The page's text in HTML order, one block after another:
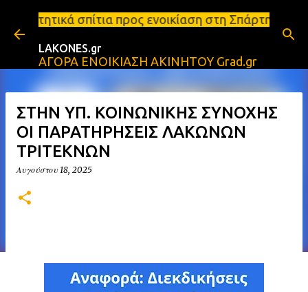
Μετάβαση στο κύριο περιεχόμενο
προς ενοικίαση στη Σπάρτη Ενοικιάσεις
LAKONES.gr
ΑΓΟΡΑ ΕΝΟΙΚΙΑΣΗ ΑΚΙΝΗΤΟΥ Grad.gr
ΣΤΗΝ ΥΠ. ΚΟΙΝΩΝΙΚΗΣ ΣΥΝΟΧΗΣ
ΟΙ ΠΑΡΑΤΗΡΗΣΕΙΣ ΛΑΚΩΝΩΝ
ΤΡΙΤΕΚΝΩΝ
Αυγούστου 18, 2025